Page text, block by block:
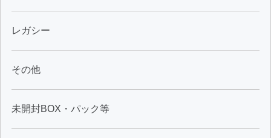
レガシー
その他
未開封BOX・パック等